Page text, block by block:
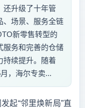
还升级了十年管
、场景、服务全链
新零售转型的
服务和完善的仓储
持续提升。随着
，海尔专卖...
起“邻里焕新局”直